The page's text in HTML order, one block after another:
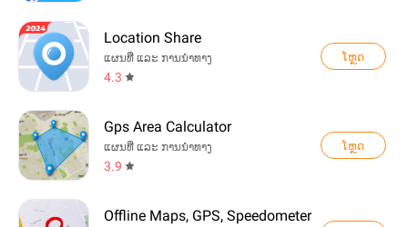
Location Share
ແຜນທີ່ ແລະ ການນຳທາງ
4.3
ໂຫຼດ
Gps Area Calculator
ແຜນທີ່ ແລະ ການນຳທາງ
3.9
ໂຫຼດ
Offline Maps, GPS, Speedometer